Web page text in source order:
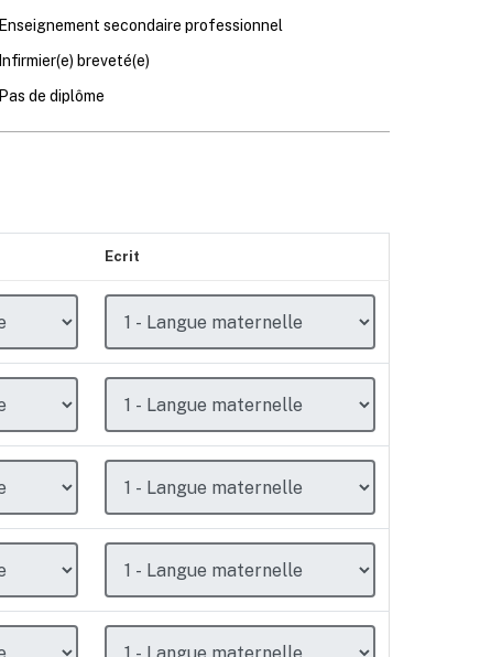
Enseignement secondaire professionnel
Infirmier(e) breveté(e)
Pas de diplôme
Ecrit